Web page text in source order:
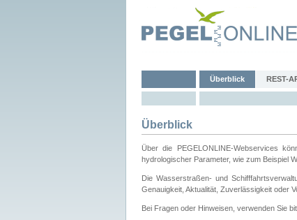
Überblick REST-
Überblick
Über die PEGELONLINE-Webservices
hydrologischer Parameter, wie zum Beispiel
Die Wasserstraßen- und
Genauigkeit, Aktualität, Zuverlässigkeit oder
Bei Fragen oder Hinweisen, verwenden Sie